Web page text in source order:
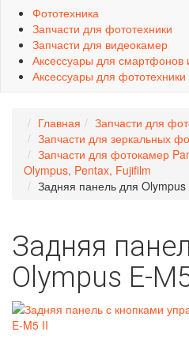
Фототехника
Запчасти для фототехники
Запчасти для видеокамер
Аксессуары для смартфонов
Аксессуары для фототехники
Главная
Запчасти для
Запчасти для зеркальных
Запчасти для фотокамер
Olympus, Pentax, Fujifilm
Задняя панель для Olympus
Задняя
Olympus